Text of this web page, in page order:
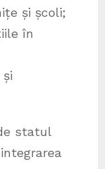
și școli;
în
statul